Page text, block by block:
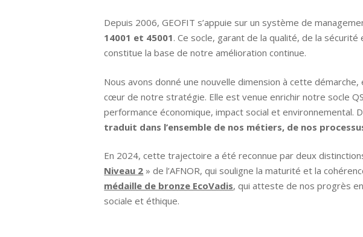
Depuis 2006, GEOFIT s’appuie sur un système de
14001 et 45001. Ce socle, garant de la qualité, de la
constitue la base de notre amélioration continue.
Nous avons donné une nouvelle dimension à cette démarche,
cœur de notre stratégie. Elle est venue enrichir notre socle
performance économique, impact social et environnemental.
traduit dans l’ensemble de nos métiers, de nos
En 2024, cette trajectoire a été reconnue par deux
Niveau 2 » de l’AFNOR, qui souligne la maturité et la
médaille de bronze EcoVadis, qui atteste de nos progrès
sociale et éthique.